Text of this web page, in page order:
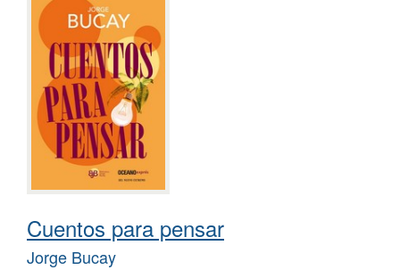
Cuentos para pensar
Jorge Bucay